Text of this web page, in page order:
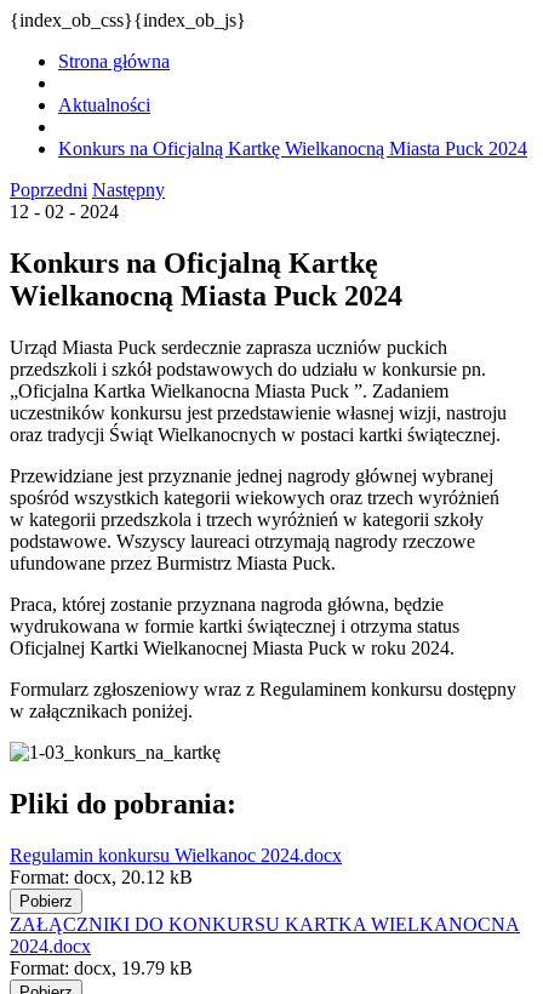
{index_ob_css}{index_ob_js}
Strona główna
Aktualności
Konkurs na Oficjalną Kartkę Wielkanocną Miasta Puck 2024
Poprzedni Następny
12 - 02 - 2024
Konkurs na Oficjalną Kartkę
Wielkanocną Miasta Puck 2024
Urząd Miasta Puck serdecznie zaprasza uczniów puckich
przedszkoli i szkół podstawowych do udziału w konkursie pn.
„Oficjalna Kartka Wielkanocna Miasta Puck ”. Zadaniem
uczestników konkursu jest przedstawienie własnej wizji, nastroju
oraz tradycji Świąt Wielkanocnych w postaci kartki świątecznej.
Przewidziane jest przyznanie jednej nagrody głównej wybranej
spośród wszystkich kategorii wiekowych oraz trzech wyróżnień
w kategorii przedszkola i trzech wyróżnień w kategorii szkoły
podstawowe. Wszyscy laureaci otrzymają nagrody rzeczowe
ufundowane przez Burmistrz Miasta Puck.
Praca, której zostanie przyznana nagroda główna, będzie
wydrukowana w formie kartki świątecznej i otrzyma status
Oficjalnej Kartki Wielkanocnej Miasta Puck w roku 2024.
Formularz zgłoszeniowy wraz z Regulaminem konkursu dostępny
w załącznikach poniżej.
Pliki do pobrania:
Regulamin konkursu Wielkanoc 2024.docx
Format: docx, 20.12 kB
Pobierz
ZAŁĄCZNIKI DO KONKURSU KARTKA WIELKANOCNA
2024.docx
Format: docx, 19.79 kB